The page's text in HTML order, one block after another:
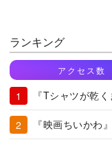
ランキング
アクセス数
『Tシャツが乾
『映画ちいかわ